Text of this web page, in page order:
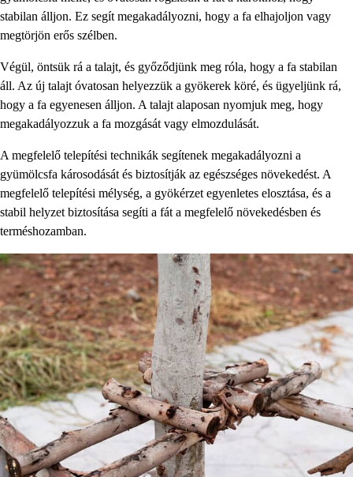
stabilan álljon. Ez segít megakadályozni, hogy a fa elhajoljon vagy
megtörjön erős szélben.
Végül, öntsük rá a talajt, és győződjünk meg róla, hogy a fa stabilan
áll. Az új talajt óvatosan helyezzük a gyökerek köré, és ügyeljünk rá,
hogy a fa egyenesen álljon. A talajt alaposan nyomjuk meg, hogy
megakadályozzuk a fa mozgását vagy elmozdulását.
A megfelelő telepítési technikák segítenek megakadályozni a
gyümölcsfa károsodását és biztosítják az egészséges növekedést. A
megfelelő telepítési mélység, a gyökérzet egyenletes elosztása, és a
stabil helyzet biztosítása segíti a fát a megfelelő növekedésben és
terméshozamban.